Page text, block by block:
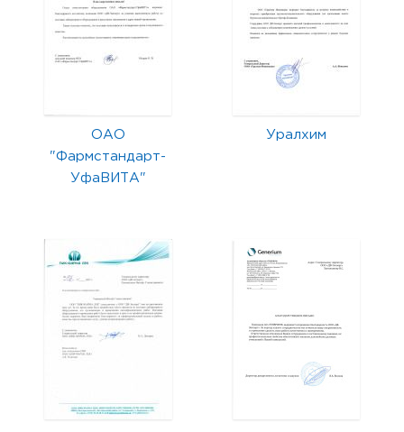
ОАО
"Фармстандарт-
УфаВИТА"
Уралхим